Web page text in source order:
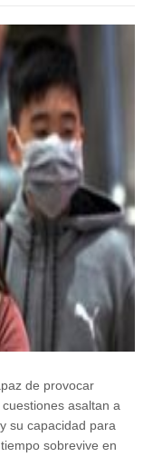
de provocar
asaltan a
su capacidad para
sobrevive en